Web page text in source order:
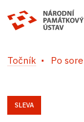
Točník Po
SLEVA